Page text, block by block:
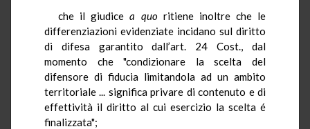
che il giudicea quoritiene inoltre che le
differenziazioni evidenziate incidano sul diritto
di difesa garantito dall’art. 24 Cost., dal
momento che "condizionare la scelta del
difensore di fiducia limitandola ad un ambito
territoriale ... significa privare di contenuto e di
effettività il diritto al cui esercizio la scelta é
finalizzata";